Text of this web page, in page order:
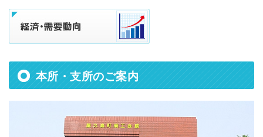
本所・支所のご案内